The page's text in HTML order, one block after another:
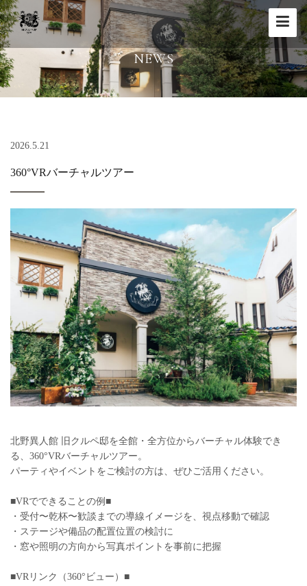
Toggle
NEWS
2026.5.21
360°VRバーチャルツアー
北野異人館 旧クルペ邸を全館・全方位からバーチャル体験でき
る、360°VRバーチャルツアー。
パーティやイベントをご検討の方は、ぜひご活用ください。
■VRでできることの例■
・受付〜乾杯〜歓談までの導線イメージを、視点移動で確認
・ステージや備品の配置位置の検討に
・窓や照明の方向から写真ポイントを事前に把握
■VRリンク（360°ビュー）■